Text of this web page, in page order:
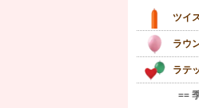
ツイ
ラウ
ラテ
==